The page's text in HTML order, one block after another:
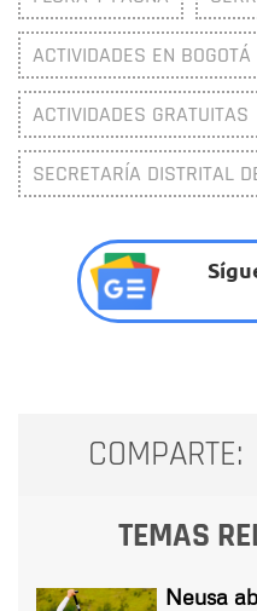
ACTIVIDADES EN BOGOTÁ
ACTIVIDADES GRATUITAS
SECRETARÍA DISTRITAL
COMPARTE:
TEMAS
Neusa